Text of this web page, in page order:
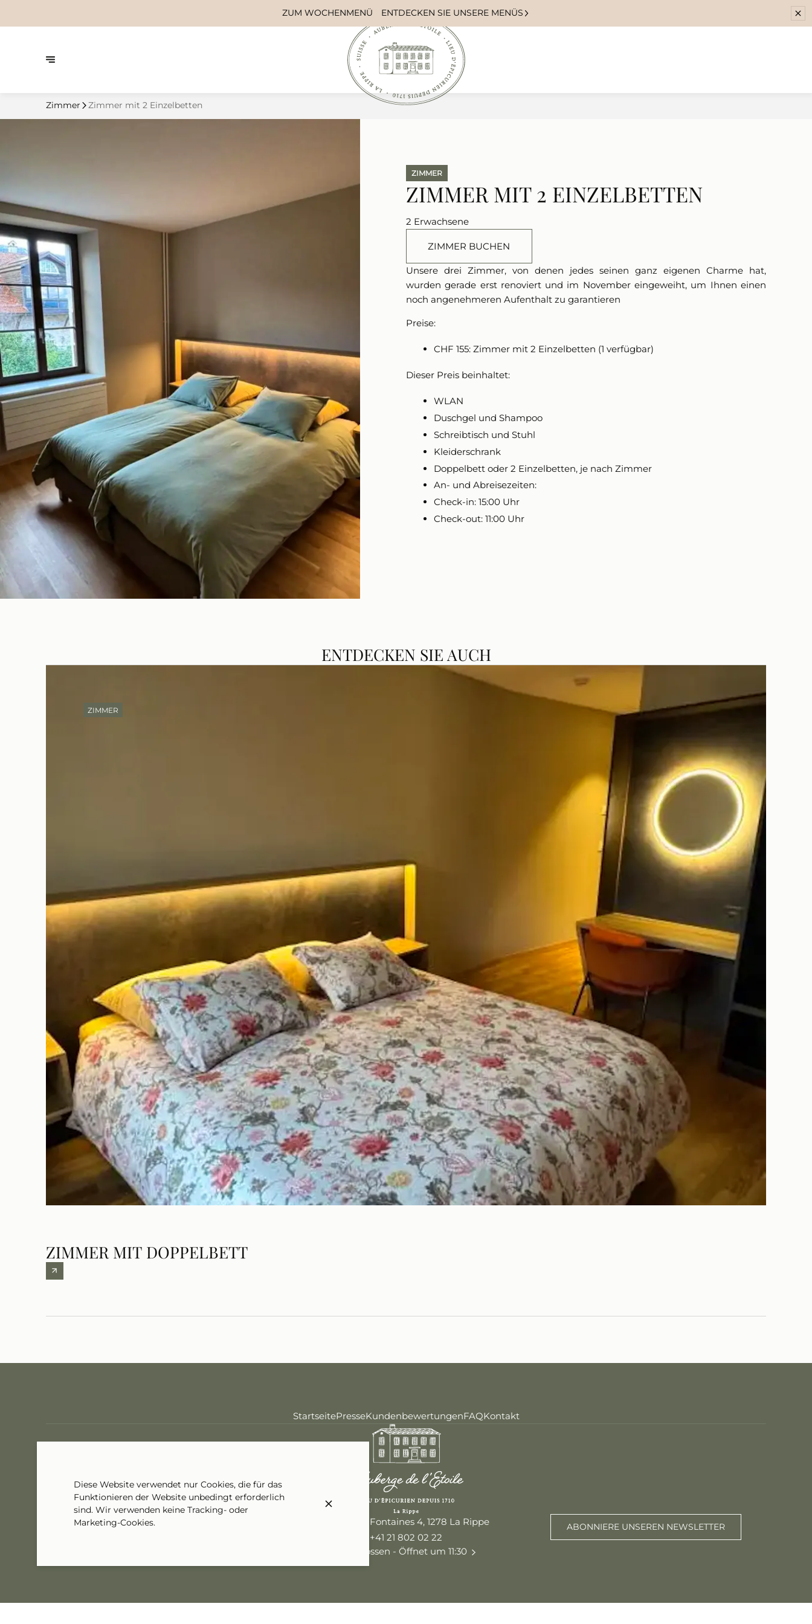
ZUM WOCHENMENÜ ENTDECKEN SIE UNSERE MENÜS
Zimmer Zimmer mit 2 Einzelbetten
ZIMMER
ZIMMER MIT 2 EINZELBETTEN
2 Erwachsene
ZIMMER BUCHEN
Unsere drei Zimmer, von denen jedes seinen ganz eigenen Charme hat,
wurden gerade erst renoviert und im November eingeweiht, um Ihnen einen
noch angenehmeren Aufenthalt zu garantieren
Preise:
CHF 155: Zimmer mit 2 Einzelbetten (1 verfügbar)
Dieser Preis beinhaltet:
WLAN
Duschgel und Shampoo
Schreibtisch und Stuhl
Kleiderschrank
Doppelbett oder 2 Einzelbetten, je nach Zimmer
An- und Abreisezeiten:
Check-in: 15:00 Uhr
Check-out: 11:00 Uhr
ENTDECKEN SIE AUCH
ZIMMER
ZIMMER MIT DOPPELBETT
StartseitePresseKundenbewertungenFAQKontakt
Rue des 4 Fontaines 4, 1278 La Rippe
+41 21 802 02 22
Geschlossen - Öffnet um 11:30
ABONNIERE UNSEREN NEWSLETTER
Diese Website verwendet nur Cookies, die für das
Funktionieren der Website unbedingt erforderlich
sind. Wir verwenden keine Tracking- oder
Marketing-Cookies.